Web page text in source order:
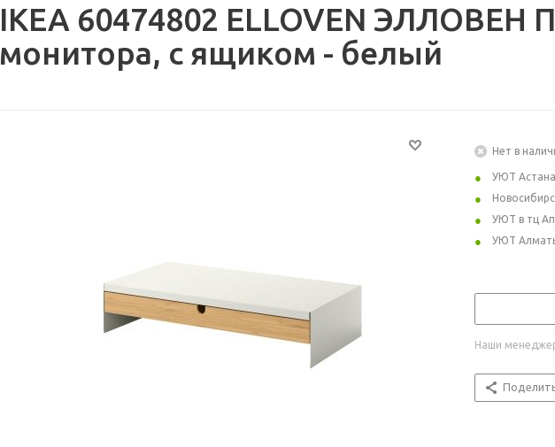
IKEA 60474802 ELLOVEN ЭЛЛОВЕН
монитора, с ящиком - белый
Нет в
УЮТ Астана
УЮТ в тц
УЮТ
Наши